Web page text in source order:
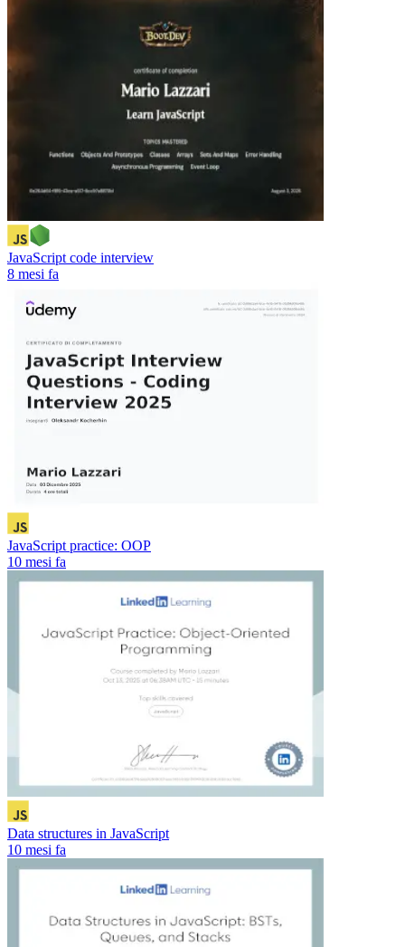
JavaScript code interview
8 mesi fa
JavaScript practice: OOP
10 mesi fa
Data structures in JavaScript
10 mesi fa